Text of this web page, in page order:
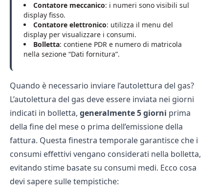
Contatore meccanico: i numeri sono visibili sul
display fisso.
Contatore elettronico: utilizza il menu del
display per visualizzare i consumi.
Bolletta: contiene PDR e numero di matricola
nella sezione “Dati fornitura”.
Quando è necessario inviare l’autolettura del gas?
L’autolettura del gas deve essere inviata nei giorni
indicati in bolletta, generalmente 5 giorni prima
della fine del mese o prima dell’emissione della
fattura. Questa finestra temporale garantisce che i
consumi effettivi vengano considerati nella bolletta,
evitando stime basate su consumi medi. Ecco cosa
devi sapere sulle tempistiche: